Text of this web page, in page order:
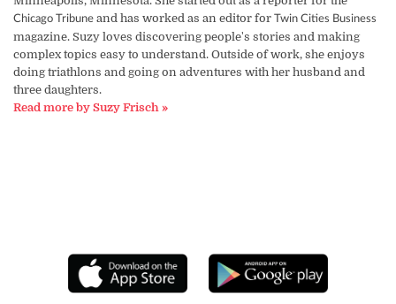
Chicago Tribune and has worked as an editor for Twin Cities Business
magazine. Suzy loves discovering people's stories and making
complex topics easy to understand. Outside of work, she enjoys
doing triathlons and going on adventures with her husband and
three daughters.
Read more by Suzy Frisch »